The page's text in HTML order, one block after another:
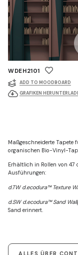
WDEH2101
ADD TO MOODBOARD
GRAFIKEN
Maßgeschneiderte Tapete
organischen Bio-Vinyl-
Erhältlich in Rollen von 47
Ausführungen:
d.TW d.ecodura™ Texture
d.SW d.ecodura™ Sand
Sand erinnert.
ALLES ÜBER